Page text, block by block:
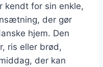
kendt for sin enkle,
der gør
hjem. Den
ris eller brød,
der kan